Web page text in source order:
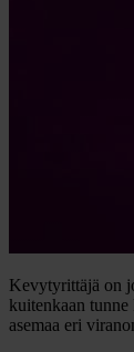
Kevytyrittäjä on
kuitenkaan
asemaa eri